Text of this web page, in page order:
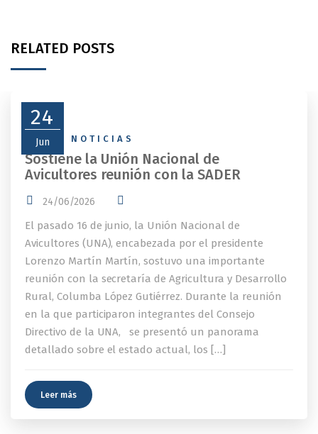
RELATED POSTS
24
Jun
NEWS NOTICIAS
Sostiene la Unión Nacional de
Avicultores reunión con la SADER
24/06/2026
El pasado 16 de junio, la Unión Nacional de
Avicultores (UNA), encabezada por el presidente
Lorenzo Martín Martín, sostuvo una importante
reunión con la secretaría de Agricultura y Desarrollo
Rural, Columba López Gutiérrez. Durante la reunión
en la que participaron integrantes del Consejo
Directivo de la UNA, se presentó un panorama
detallado sobre el estado actual, los […]
Leer más